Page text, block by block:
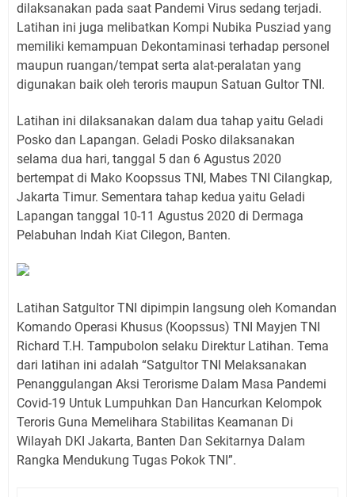
dilaksanakan pada saat Pandemi Virus sedang terjadi.
Latihan ini juga melibatkan Kompi Nubika Pusziad yang
memiliki kemampuan Dekontaminasi terhadap personel
maupun ruangan/tempat serta alat-peralatan yang
digunakan baik oleh teroris maupun Satuan Gultor TNI.
Latihan ini dilaksanakan dalam dua tahap yaitu Geladi
Posko dan Lapangan. Geladi Posko dilaksanakan
selama dua hari, tanggal 5 dan 6 Agustus 2020
bertempat di Mako Koopssus TNI, Mabes TNI Cilangkap,
Jakarta Timur. Sementara tahap kedua yaitu Geladi
Lapangan tanggal 10-11 Agustus 2020 di Dermaga
Pelabuhan Indah Kiat Cilegon, Banten.
Latihan Satgultor TNI dipimpin langsung oleh Komandan
Komando Operasi Khusus (Koopssus) TNI Mayjen TNI
Richard T.H. Tampubolon selaku Direktur Latihan. Tema
dari latihan ini adalah “Satgultor TNI Melaksanakan
Penanggulangan Aksi Terorisme Dalam Masa Pandemi
Covid-19 Untuk Lumpuhkan Dan Hancurkan Kelompok
Teroris Guna Memelihara Stabilitas Keamanan Di
Wilayah DKI Jakarta, Banten Dan Sekitarnya Dalam
Rangka Mendukung Tugas Pokok TNI”.